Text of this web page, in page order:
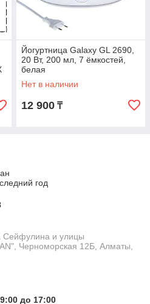
Йогуртница Galaxy GL 2690,
20 Вт, 200 мл, 7 ёмкостей,
белая
Нет в наличии
12 900 ₸
год
Сейфулина и улицы
Черноморская 12Б, Алматы,
до 17:00